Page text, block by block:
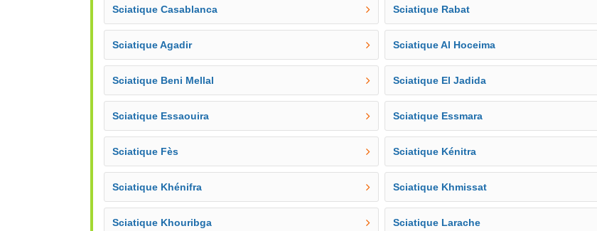
Sciatique Casablanca Sciatique Rabat
Sciatique Agadir Sciatique Al Hoceima
Sciatique Beni Mellal Sciatique El Jadida
Sciatique Essaouira Sciatique Essmara
Sciatique Fès Sciatique Kénitra
Sciatique Khénifra Sciatique Khmissat
Sciatique Khouribga Sciatique Larache